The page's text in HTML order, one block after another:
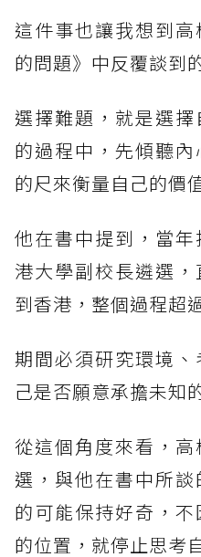
這件事也讓我想到
的問題》中反覆談到
選擇難題，就是選
的過程中，先傾聽
的尺來衡量自己的價
他在書中提到，當
港大學副校長遴選
到香港，整個過程超
期間必須研究環境
己是否願意承擔未知
從這個角度來看，
選，與他在書中所
的可能保持好奇，
的位置，就停止思考